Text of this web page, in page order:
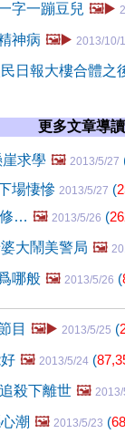
字一蹦豆兒 🖼️▶️
神病 🖼️▶️ 2013/10/
日報大樓合體之
更多文章導讀
求學 🖼️ 2013/5/27
場悽慘 2013/5/27 (
修… 🖼️ 2013/5/26 (
大鬧美警局 🖼️
哪般 🖼️ 2013/5/26 (
目 🖼️▶️ 2013/5/25 (
🖼️ 2013/5/24 (
殺下離世 🖼️
潮 🖼️ 2013/5/23 (